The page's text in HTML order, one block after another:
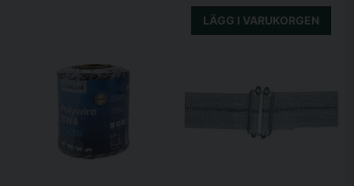
LÄGG I VARUKORGEN